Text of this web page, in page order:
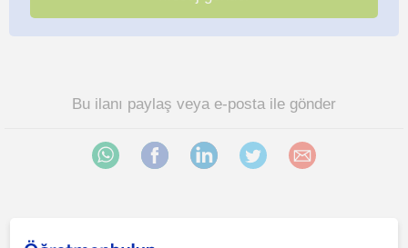
Bu ilanı paylaş veya e-posta ile gönder
İlgini çekebilecek diğer online Ispanyolca öğretmenleri